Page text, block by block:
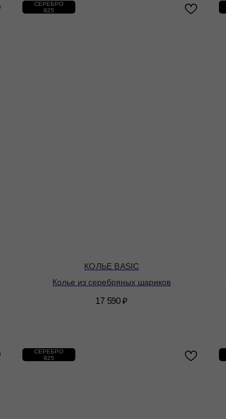
СЕРЕБРО
925
КОЛЬЕ BASIC
Колье из серебряных шариков
17 590 ₽
СЕРЕБРО
925